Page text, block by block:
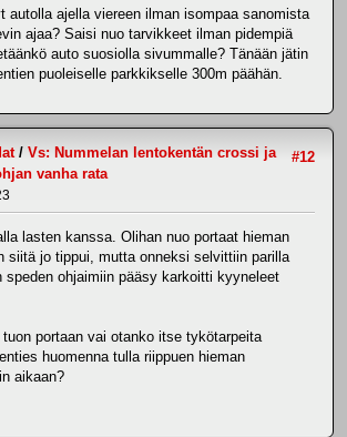
autolla ajella viereen ilman isompaa sanomista
ajaa? Saisi nuo tarvikkeet ilman pidempiä
auto suosiolla sivummalle? Tänään jätin
puoleiselle parkkikselle 300m päähän.
#12
/ Vs: Nummelan lentokentän crossi ja
vanha rata
lasten kanssa. Olihan nuo portaat hieman
siitä jo tippui, mutta onneksi selvittiin parilla
speden ohjaimiin pääsy karkoitti kyyneleet
tuon portaan vai otanko itse tykötarpeita
huomenna tulla riippuen hieman
aikaan?